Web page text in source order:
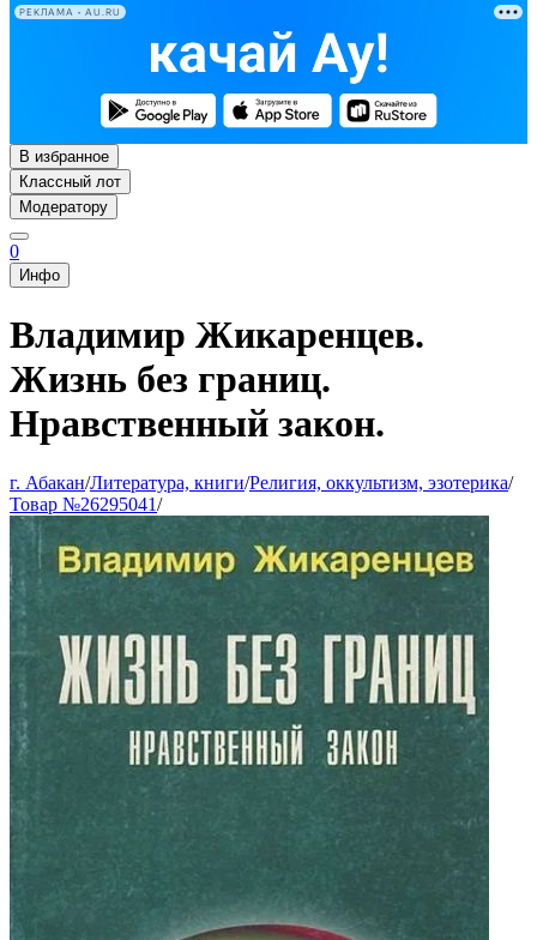
РЕКЛАМА • AU.RU
В избранное
Классный лот
Модератору
0
Инфо
Владимир Жикаренцев.
Жизнь без границ.
Нравственный закон.
г. Абакан/Литература, книги/Религия, оккультизм, эзотерика/
Товар №26295041/